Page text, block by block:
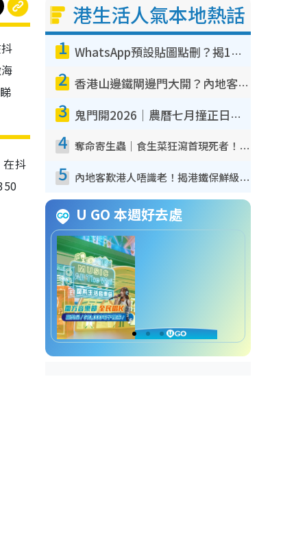
在抖
港生活人氣本地熱話
1 WhatsApp預設貼圖點刪？揭1招「反向操作」還原簡潔介面 附3步實測教學
2 香港山邊鐵閘邊門大開？內地客困惑意義何在！網民神回覆：呢種叫法理性防禦
3 鬼門開2026｜農曆七月撞正日全食特別邪？專家警告切忌做一事！揭4大禁忌+2招保平安
4 奪命寄生蟲｜食生菜狂瀉首現死者！疫潮惡化錄1.8萬宗病例 揭洗菜3大謬誤
5 內地客歎港人唔識老！揭港鐵保鮮級冷氣 港人求放過：咪投訴
U GO 本週好去處